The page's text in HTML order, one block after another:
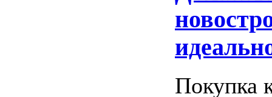
Покупка